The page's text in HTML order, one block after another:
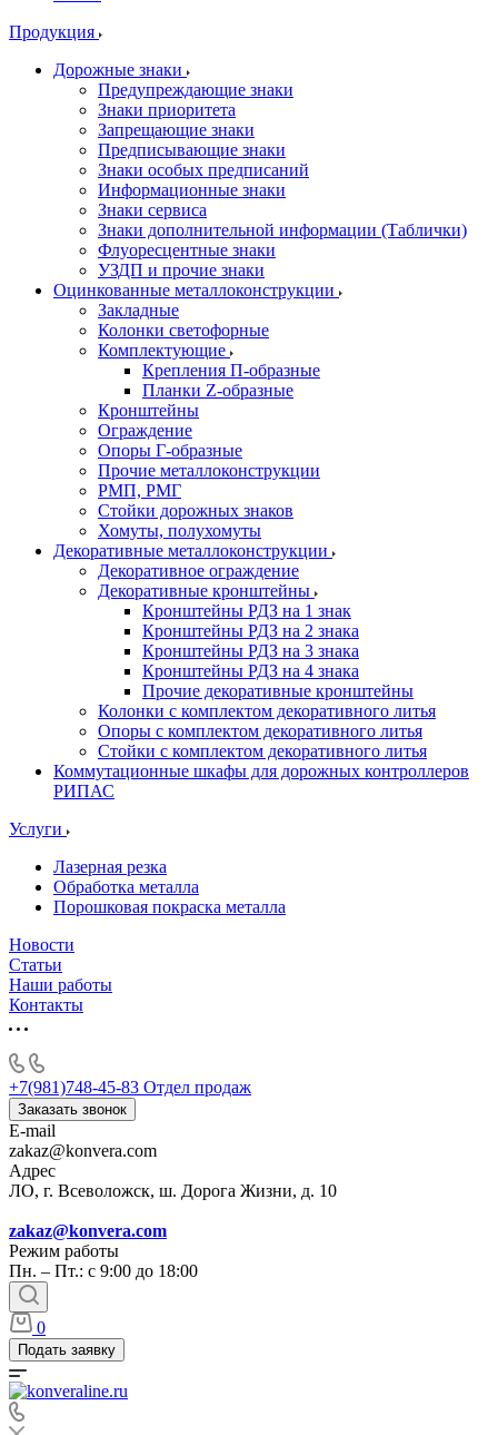
Продукция
Дорожные знаки
Предупреждающие знаки
Знаки приоритета
Запрещающие знаки
Предписывающие знаки
Знаки особых предписаний
Информационные знаки
Знаки сервиса
Знаки дополнительной информации (Таблички)
Флуоресцентные знаки
УЗДП и прочие знаки
Оцинкованные металлоконструкции
Закладные
Колонки светофорные
Комплектующие
Крепления П-образные
Планки Z-образные
Кронштейны
Ограждение
Опоры Г-образные
Прочие металлоконструкции
РМП, РМГ
Стойки дорожных знаков
Хомуты, полухомуты
Декоративные металлоконструкции
Декоративное ограждение
Декоративные кронштейны
Кронштейны РДЗ на 1 знак
Кронштейны РДЗ на 2 знака
Кронштейны РДЗ на 3 знака
Кронштейны РДЗ на 4 знака
Прочие декоративные кронштейны
Колонки с комплектом декоративного литья
Опоры с комплектом декоративного литья
Стойки с комплектом декоративного литья
Коммутационные шкафы для дорожных контроллеров
РИПАС
Услуги
Лазерная резка
Обработка металла
Порошковая покраска металла
Новости
Статьи
Наши работы
Контакты
+7(981)748-45-83 Отдел продаж
Заказать звонок
E-mail
zakaz@konvera.com
Адрес
ЛО, г. Всеволожск, ш. Дорога Жизни, д. 10
zakaz@konvera.com
Режим работы
Пн. – Пт.: с 9:00 до 18:00
0
Подать заявку